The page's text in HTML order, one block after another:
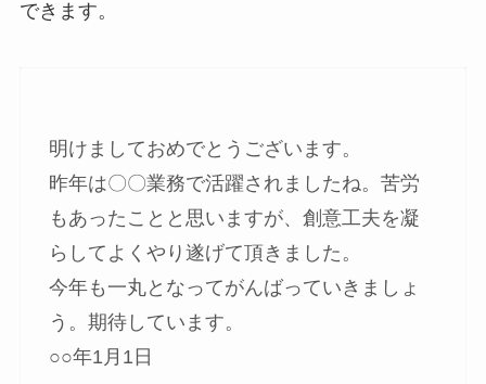
できます。
明けましておめでとうございます。
昨年は〇〇業務で活躍されましたね。苦労
もあったことと思いますが、創意工夫を凝
らしてよくやり遂げて頂きました。
今年も一丸となってがんばっていきましょ
う。期待しています。
○○年1月1日